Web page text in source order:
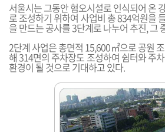
서울시는 그동안 혐오시설로 인식되어 온
로 조성하기 위하여 사업비 총 834억원을
을 만드는 공사를 3단계로 나누어 추진, 그
2단계 사업은 총면적 15,600㎡으로 공원
해 314면의 주차장도 조성하여 쉼터와 주
환경이 될 것으로 기대하고 있다.